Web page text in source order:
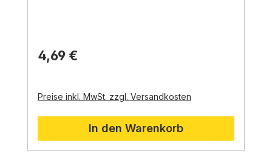
4,69 €
Preise inkl. MwSt. zzgl. Versandkosten
In den Warenkorb